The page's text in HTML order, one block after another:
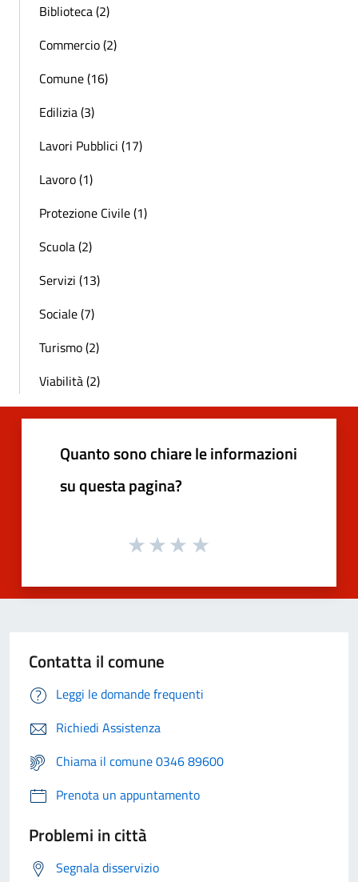
Biblioteca (2)
Commercio (2)
Comune (16)
Edilizia (3)
Lavori Pubblici (17)
Lavoro (1)
Protezione Civile (1)
Scuola (2)
Servizi (13)
Sociale (7)
Turismo (2)
Viabilità (2)
Quanto sono chiare le informazioni
su questa pagina?
Contatta il comune
Leggi le domande frequenti
Richiedi Assistenza
Chiama il comune 0346 89600
Prenota un appuntamento
Problemi in città
Segnala disservizio